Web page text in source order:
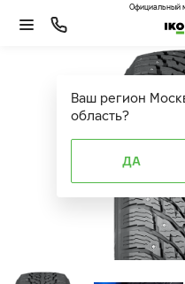
Ваш регион
область?
ДА
Официальный